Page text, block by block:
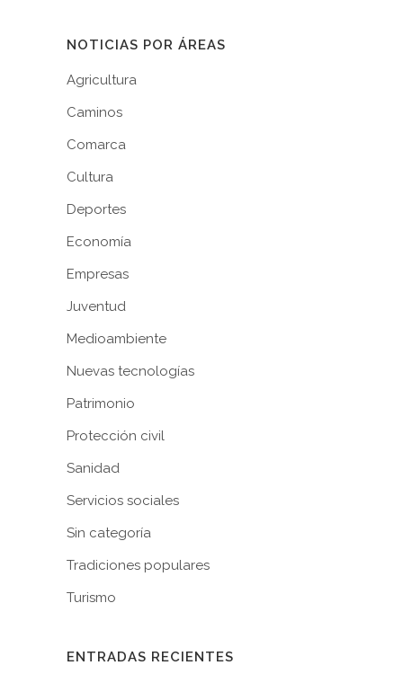
NOTICIAS POR ÁREAS
Agricultura
Caminos
Comarca
Cultura
Deportes
Economía
Empresas
Juventud
Medioambiente
Nuevas tecnologías
Patrimonio
Protección civil
Sanidad
Servicios sociales
Sin categoría
Tradiciones populares
Turismo
ENTRADAS RECIENTES